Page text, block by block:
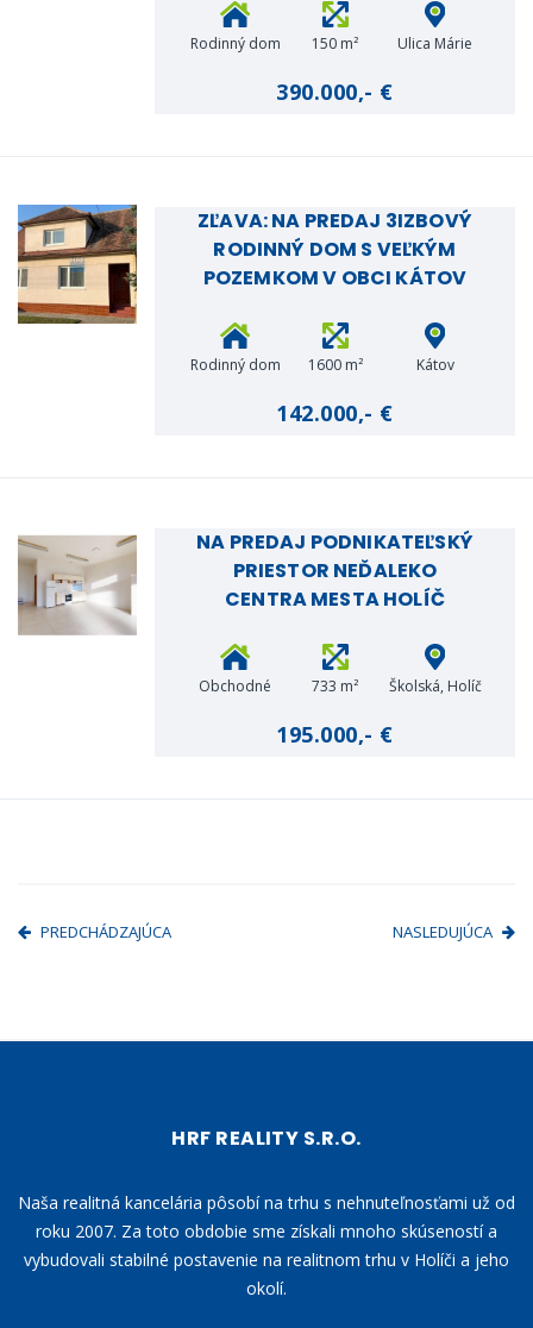
Rodinný dom 150 m²
Ulica Márie
390.000,- €
ZĽAVA: NA PREDAJ 3IZBOVÝ
RODINNÝ DOM S VEĽKÝM
POZEMKOM V OBCI KÁTOV
Rodinný dom 1600 m² Kátov
142.000,- €
NA PREDAJ PODNIKATEĽSKÝ
PRIESTOR NEĎALEKO
CENTRA MESTA HOLÍČ
Obchodné
733 m² Školská, Holíč
195.000,- €
PREDCHÁDZAJÚCA NASLEDUJÚCA
HRF REALITY S.R.O.
Naša realitná kancelária pôsobí na trhu s nehnuteľnosťami už od
roku 2007. Za toto obdobie sme získali mnoho skúseností a
vybudovali stabilné postavenie na realitnom trhu v Holíči a jeho
okolí.